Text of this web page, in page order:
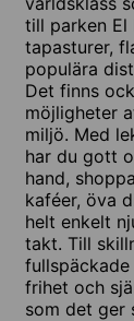
till parken El
tapasturer,
populära
Det finns
möjligheter
miljö. Med
har du gott
hand,
kaféer, öva
helt enkelt
takt. Till
frihet och
som det ger